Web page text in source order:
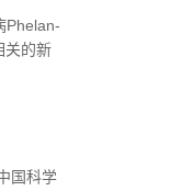
Phelan-
关的新
国科学